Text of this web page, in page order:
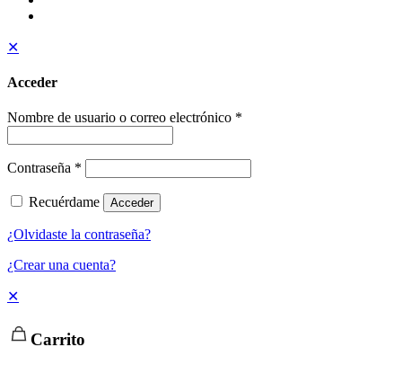
✕
Acceder
Nombre de usuario o correo electrónico *
Contraseña *
Recuérdame Acceder
¿Olvidaste la contraseña?
¿Crear una cuenta?
✕
Carrito